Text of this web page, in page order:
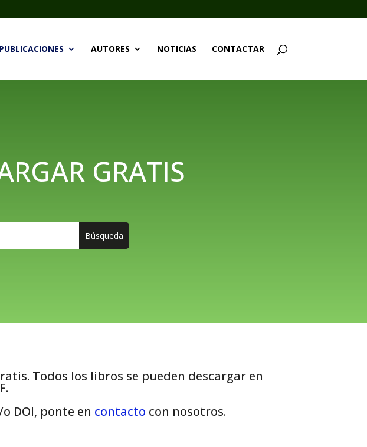
PUBLICACIONES AUTORES NOTICIAS CONTACTAR
GRATIS
Todos los libros se pueden descargar en
DOI, ponte en contacto con nosotros.